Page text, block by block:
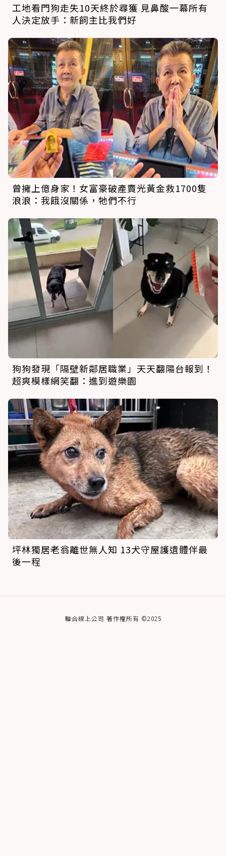
工地看門狗走失10天終於尋獲 見鼻酸一幕所有
人決定放手：新飼主比我們好
曾擁上億身家！女富豪破產賣光黃金救1700隻
浪浪：我餓沒關係，牠們不行
狗狗發現「隔壁新鄰居職業」天天翻陽台報到！
超爽模樣網笑翻：進到遊樂園
坪林獨居老翁離世無人知 13犬守屋護遺體伴最
後一程
聯合線上公司 著作權所有 ©2025